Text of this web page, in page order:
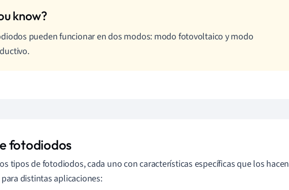
pueden funcionar en dos modos: modo fotovoltaico y modo
fotodiodos
tipos de fotodiodos, cada uno con características específicas que los hacen
distintas aplicaciones: